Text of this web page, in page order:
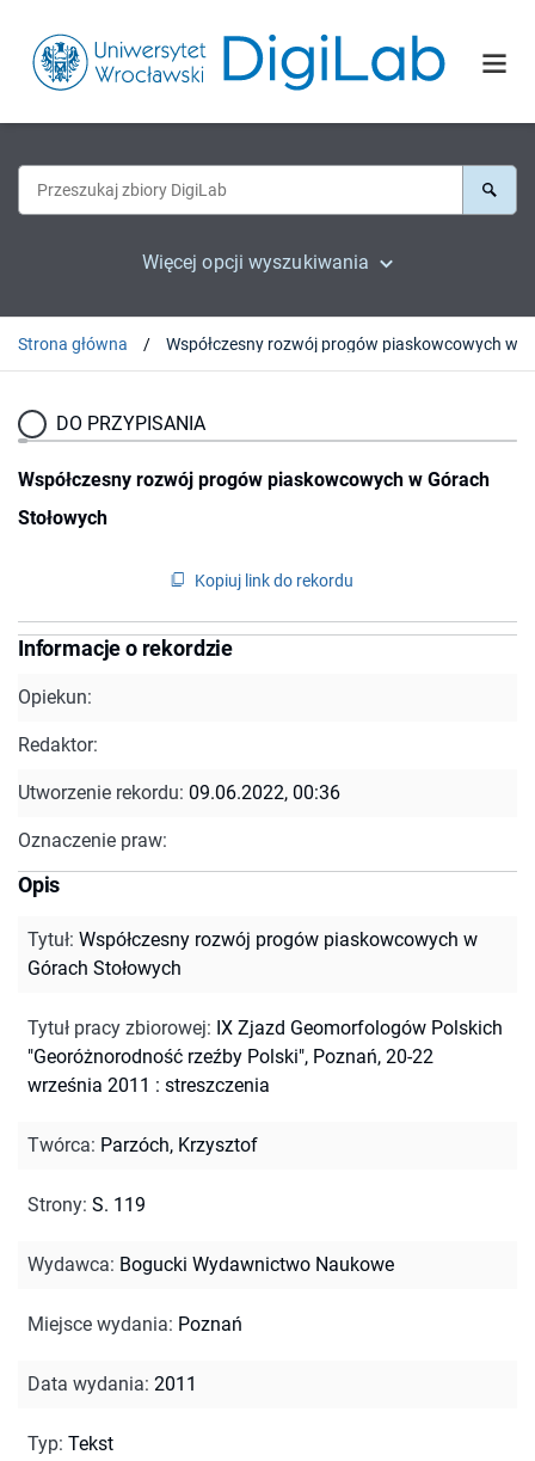
Więcej opcji wyszukiwania
Strona główna
DO PRZYPISANIA
Współczesny rozwój progów piaskowcowych w Górach
Stołowych
Kopiuj link do rekordu
Informacje o rekordzie
Opiekun:
Redaktor:
Utworzenie rekordu: 09.06.2022, 00:36
Oznaczenie praw:
Opis
Tytuł: Współczesny rozwój progów piaskowcowych w
Górach Stołowych
Tytuł pracy zbiorowej: IX Zjazd Geomorfologów Polskich
"Georóżnorodność rzeźby Polski", Poznań, 20-22
września 2011 : streszczenia
Twórca: Parzóch, Krzysztof
Strony: S. 119
Wydawca: Bogucki Wydawnictwo Naukowe
Miejsce wydania: Poznań
Data wydania: 2011
Typ: Tekst